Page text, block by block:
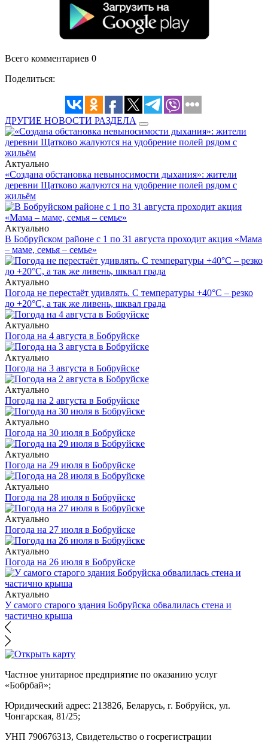
Всего комментариев 0
Поделиться:
ДРУГИЕ НОВОСТИ РАЗДЕЛА
Актуально
«Создана обстановка невыносимости дыхания»: жители
деревни Щатково жалуются на удобрение полей рядом с
жильём
Актуально
В Бобруйском районе с 1 по 31 августа проходит акция «Мама
– маме, семья – семье»
Актуально
Погода не перестаёт удивлять. С температуры +40°С – резко
до +20°С, а так же ливень, шквал града
Актуально
Погода на 4 августа в Бобруйске
Актуально
Погода на 3 августа в Бобруйске
Актуально
Погода на 2 августа в Бобруйске
Актуально
Погода на 30 июля в Бобруйске
Актуально
Погода на 29 июля в Бобруйске
Актуально
Погода на 28 июля в Бобруйске
Актуально
Погода на 27 июля в Бобруйске
Актуально
Погода на 26 июля в Бобруйске
Актуально
У самого старого здания Бобруйска обвалилась стена и
частично крыша
Частное унитарное предприятие по оказанию услуг
«Бобрбай»;
Юридический адрес: 213826, Беларусь, г. Бобруйск, ул.
Чонгарская, 81/25;
УНП 790676313, Свидетельство о госрегистрации